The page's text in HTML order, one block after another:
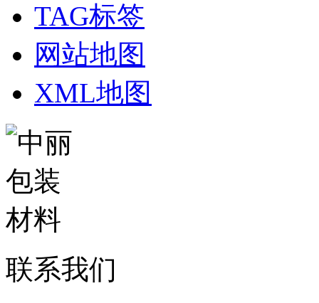
TAG标签
网站地图
XML地图
联系我们